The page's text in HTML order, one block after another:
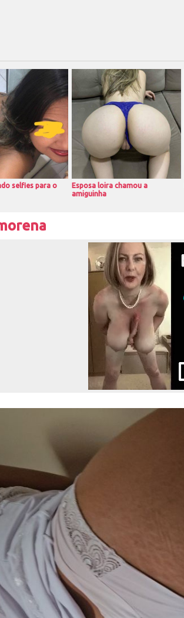
selfies para o
Esposa loira chamou a
amiguinha